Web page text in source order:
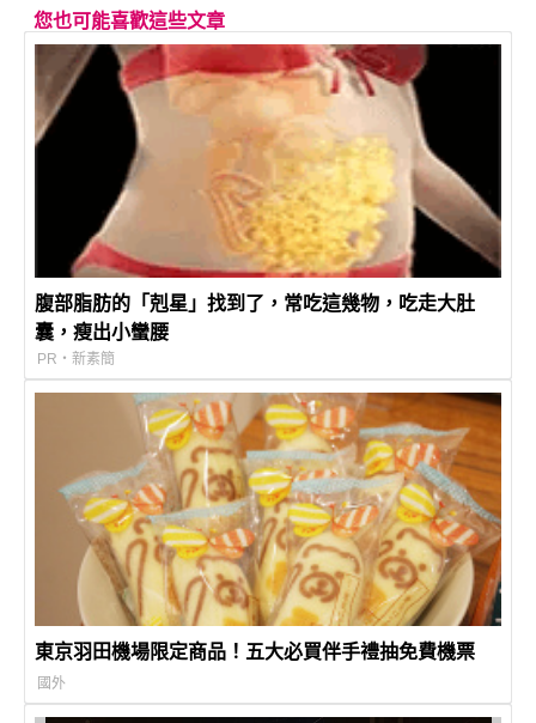
您也可能喜歡這些文章
腹部脂肪的「剋星」找到了，常吃這幾物，吃走大肚
囊，瘦出小蠻腰
PR・新素簡
東京羽田機場限定商品！五大必買伴手禮抽免費機票
國外